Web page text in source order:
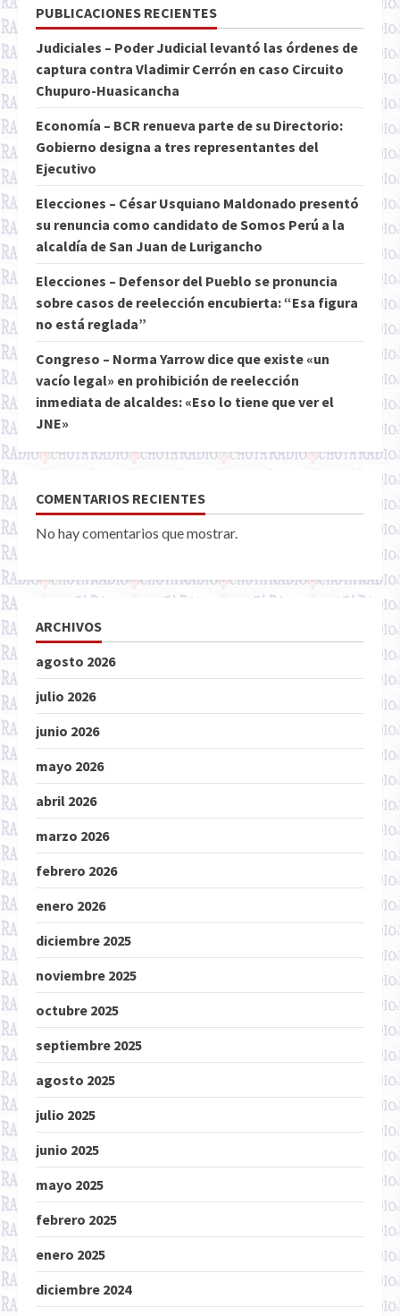
PUBLICACIONES RECIENTES
Judiciales – Poder Judicial levantó las órdenes de
captura contra Vladimir Cerrón en caso Circuito
Chupuro-Huasicancha
Economía – BCR renueva parte de su Directorio:
Gobierno designa a tres representantes del
Ejecutivo
Elecciones – César Usquiano Maldonado presentó
su renuncia como candidato de Somos Perú a la
alcaldía de San Juan de Lurigancho
Elecciones – Defensor del Pueblo se pronuncia
sobre casos de reelección encubierta: “Esa figura
no está reglada”
Congreso – Norma Yarrow dice que existe «un
vacío legal» en prohibición de reelección
inmediata de alcaldes: «Eso lo tiene que ver el
JNE»
COMENTARIOS RECIENTES
No hay comentarios que mostrar.
ARCHIVOS
agosto 2026
julio 2026
junio 2026
mayo 2026
abril 2026
marzo 2026
febrero 2026
enero 2026
diciembre 2025
noviembre 2025
octubre 2025
septiembre 2025
agosto 2025
julio 2025
junio 2025
mayo 2025
febrero 2025
enero 2025
diciembre 2024